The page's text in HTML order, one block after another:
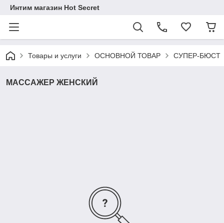
Интим магазин Hot Secret
Товары и услуги ОСНОВНОЙ ТОВАР СУПЕР-БЮСТ
МАССАЖЕР ЖЕНСКИЙ